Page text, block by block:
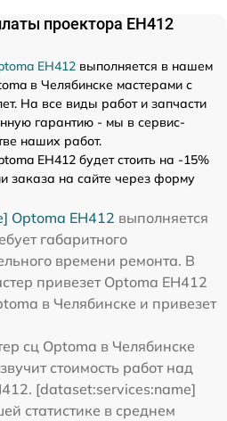
проектора EH412
EH412 выполняется в нашем
в Челябинске мастерами с
На все виды работ и запчасти
гарантию - мы в сервис-
наших работ.
EH412 будет стоить на -15%
заказа на сайте через форму
Optoma EH412 выполняется
габаритного
времени ремонта. В
привезет Optoma EH412
в Челябинске и привезет
сц Optoma в Челябинске
стоимость работ над
[dataset:services:name]
статистике в среднем